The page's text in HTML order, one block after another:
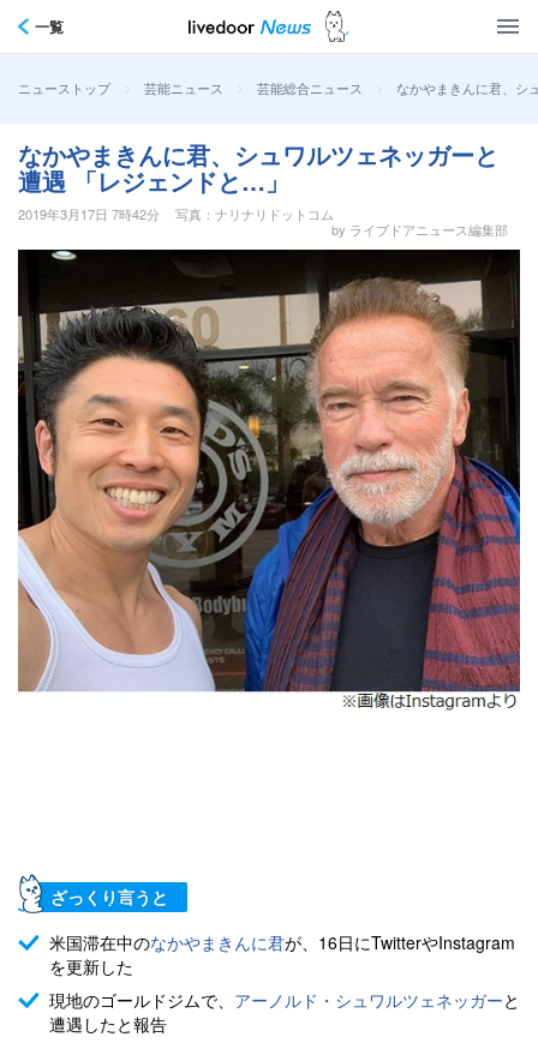
一覧
ニューストップ > 芸能ニュース > 芸能総合ニュース > なかやまきんに君、シ
なかやまきんに君、シュワルツェネッガーと
遭遇 「レジェンドと…」
2019年3月17日 7時42分
写真：ナリナリドットコム
by ライブドアニュース編集部
ざっくり言うと
米国滞在中のなかやまきんに君が、16日にTwitterやInstagram
を更新した
現地のゴールドジムで、 アーノルド・シュワルツェネッガーと
遭遇したと報告